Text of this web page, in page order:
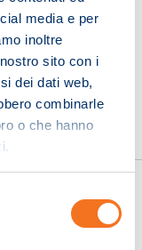
media e per
inoltre
sito con i
dei dati web,
combinarle
o che hanno